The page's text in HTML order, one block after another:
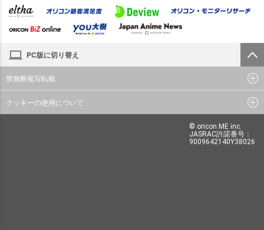
PC版に切り替え
禁無断複写転載
クッキーの使用について
© oricon ME inc.
JASRAC許諾番号：
9009642140Y38026